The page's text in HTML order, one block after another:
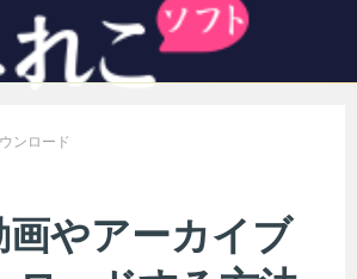
ンロード
やアーカイブ